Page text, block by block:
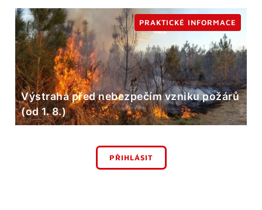
Výstraha před nebezpečím vzniku požárů
(od 1. 8.)
PRAKTICKÉ INFORMACE
PŘIHLÁSIT